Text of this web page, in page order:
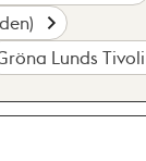
Lunds Tivoli